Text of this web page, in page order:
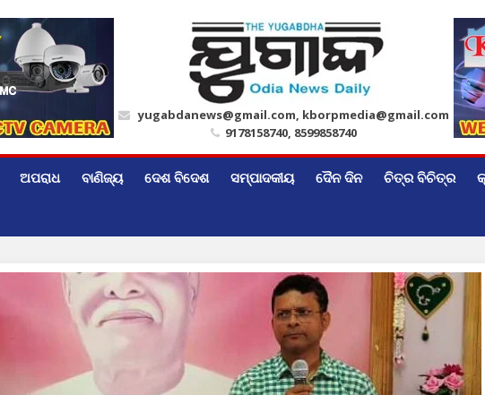
yugabdanews@gmail.com, kborpmedia@gmail.com
9178158740, 8599858740
ଅପରାଧ ବାଣିଜ୍ୟ ଦେଶ ବିଦେଶ ସମ୍ପାଦକୀୟ ଦୈନ ଦିନ ଚିତ୍ର ବିଚିତ୍ର